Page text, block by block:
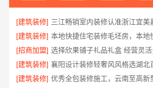
[建筑装修] 三江畅销室内装修认准浙江宜美
[建筑装修]
[招商加盟] 选择欣果铺子礼品礼盒 经营灵
[建筑装修]
[建筑装修]